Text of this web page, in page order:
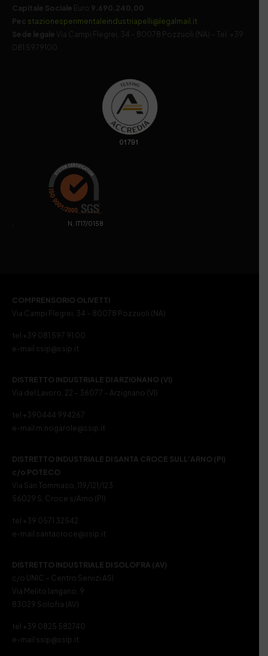
Capitale Sociale Euro 9.690.240,00
Pec stazionesperimentaleindustriapelli@legalmail.it
Sede legale
Via Campi Flegrei, 34 – 80078 Pozzuoli (NA) – Tel. +39
081 5979100
. N. IT17/0158
COMPRENSORIO OLIVETTI
Via Campi Flegrei, 34 – 80078 Pozzuoli (NA)
tel +39 081 597 91 00
e-mail ssip@ssip.it
DISTRETTO INDUSTRIALE DI ARZIGNANO (VI)
Via del Lavoro, 22 – 36077 – Arzignano (VI)
tel +390444 994267
e-mail m.nogarole@ssip.it
DISTRETTO INDUSTRIALE DI SANTA CROCE SULL’ARNO (PI)
c/o POTECO
Via San Tommaso, 119/121/123
56029 S. Croce s/Arno (PI)
tel +39 0571 32542
e-mail santacroce@ssip.it
DISTRETTO INDUSTRIALE DI SOLOFRA (AV)
c/o UNIC – Centro Servizi ASI
Via Melito Iangano, 9
83029 Solofra (AV)
tel +39 0825 582740
e-mail ssip@ssip.it